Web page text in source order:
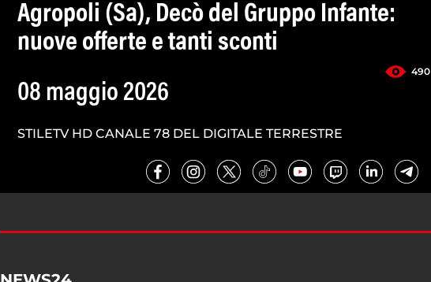
Agropoli (Sa), Decò del Gruppo Infante:
nuove offerte e tanti sconti
490
08 maggio 2026
STILETV HD CANALE 78 DEL DIGITALE TERRESTRE